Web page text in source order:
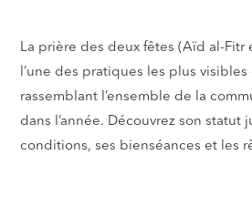
La prière des deux fêtes (Aïd al-Fitr
l’une des pratiques les plus visibles
rassemblant l’ensemble de la
dans l’année. Découvrez son statut
conditions, ses bienséances et les